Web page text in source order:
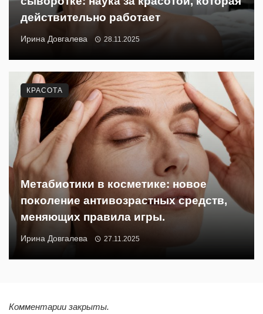
действительно работает
Ирина Довгалева 28.11.2025
Метабиотики в косметике: новое
поколение антивозрастных средств,
меняющих правила игры.
Ирина Довгалева 27.11.2025
КРАСОТА
Комментарии закрыты.